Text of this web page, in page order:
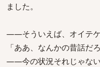
ました。
――そういえば、オイテケ
「ああ、なんかの昔話だろ
――今の状況それじゃな